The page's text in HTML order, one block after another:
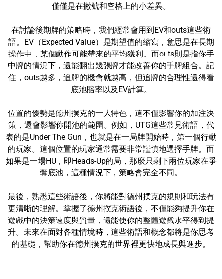
僅僅是在撇號和空格上的小差異。
在討論後期牌的策略時，我們經常會用到EV和outs這些術
語。EV（Expected Value）是期望值的縮寫，意思是在長期
操作中，某個動作可能帶來的平均獲利。而outs則是指你手
中牌的情況下，還能翻出幾張牌才能改善你的手牌組合。記
住，outs越多，追牌的機會就越高，但追牌的合理性還得看
底池賠率以及EV計算。
位置的優勢是德州撲克的一大特色，這不僅影響你的加注決
策，還會影響你開池的範圍。例如，UTG這些常見術語，代
表的是Under The Gun，也就是在一局牌開始時，第一個行動
的玩家。這個位置的玩家通常需要非常謹慎地選擇手牌。而
如果是一場HU，即Heads-Up的局，那麼只剩下兩位玩家在爭
奪底池，這種情況下，策略會完全不同。
最後，熟悉這些術語後，你將能對德州撲克的規則和玩法有
更清晰的理解。掌握了德州撲克術語後，不僅能夠提升你在
遊戲中的決策速度與質量，還能使你的整體遊戲水平得到提
升。未來在面對各種情境時，這些術語和概念都將是你思考
的基礎，幫助你在德州撲克的世界裡更快地成長與進步。